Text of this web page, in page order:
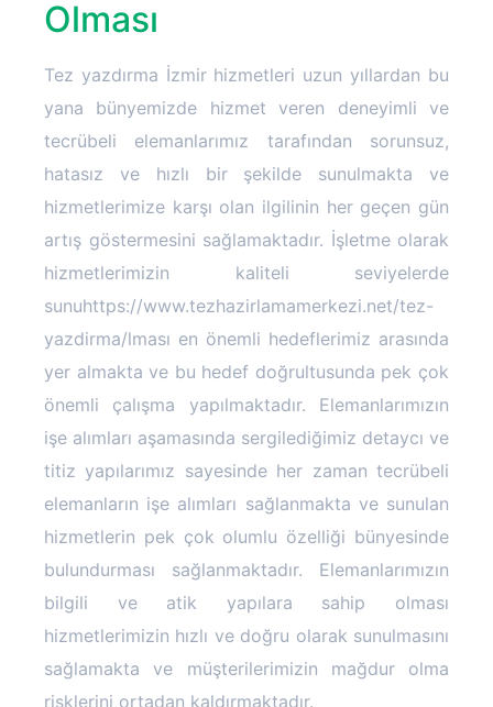
Olması
Tez yazdırma İzmir hizmetleri uzun yıllardan bu
yana bünyemizde hizmet veren deneyimli ve
tecrübeli elemanlarımız tarafından sorunsuz,
hatasız ve hızlı bir şekilde sunulmakta ve
hizmetlerimize karşı olan ilgilinin her geçen gün
artış göstermesini sağlamaktadır. İşletme olarak
hizmetlerimizin kaliteli seviyelerde
sunuhttps://www.tezhazirlamamerkezi.net/tez-
yazdirma/lması en önemli hedeflerimiz arasında
yer almakta ve bu hedef doğrultusunda pek çok
önemli çalışma yapılmaktadır. Elemanlarımızın
işe alımları aşamasında sergilediğimiz detaycı ve
titiz yapılarımız sayesinde her zaman tecrübeli
elemanların işe alımları sağlanmakta ve sunulan
hizmetlerin pek çok olumlu özelliği bünyesinde
bulundurması sağlanmaktadır. Elemanlarımızın
bilgili ve atik yapılara sahip olması
hizmetlerimizin hızlı ve doğru olarak sunulmasını
sağlamakta ve müşterilerimizin mağdur olma
risklerini ortadan kaldırmaktadır.